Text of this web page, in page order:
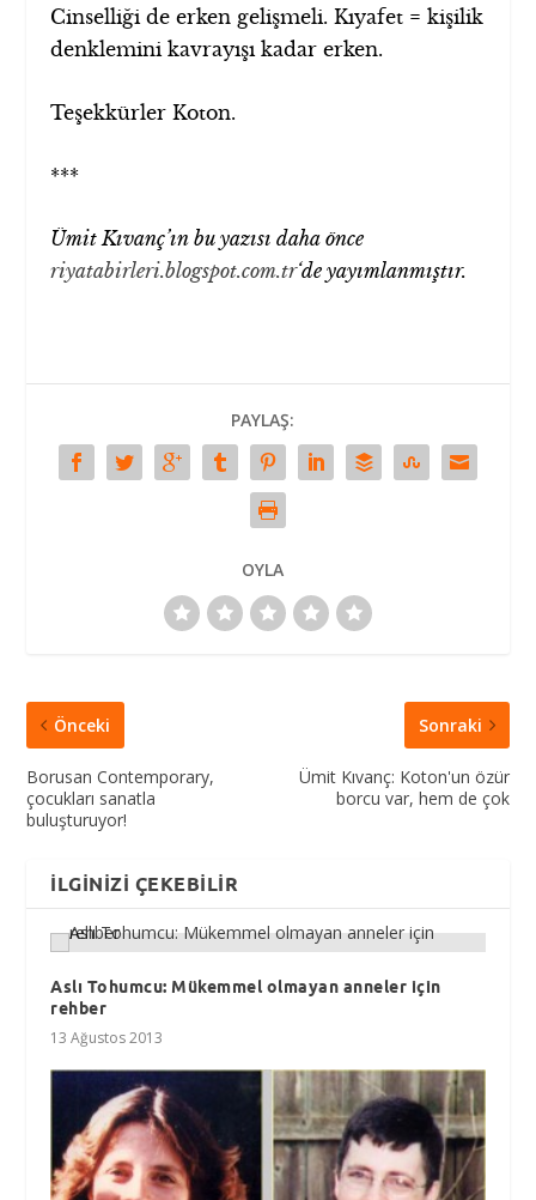
Cinselliği de erken gelişmeli. Kıyafet = kişilik
denklemini kavrayışı kadar erken.
Teşekkürler Koton.
***
Ümit Kıvanç’ın bu yazısı daha önce
riyatabirleri.blogspot.com.tr‘de yayımlanmıştır.
PAYLAŞ:
OYLA
Önceki
Borusan Contemporary,
çocukları sanatla
buluşturuyor!
Sonraki
Ümit Kıvanç: Koton'un özür
borcu var, hem de çok
İLGINIZI ÇEKEBILIR
Aslı Tohumcu: Mükemmel olmayan anneler için
rehber
13 Ağustos 2013